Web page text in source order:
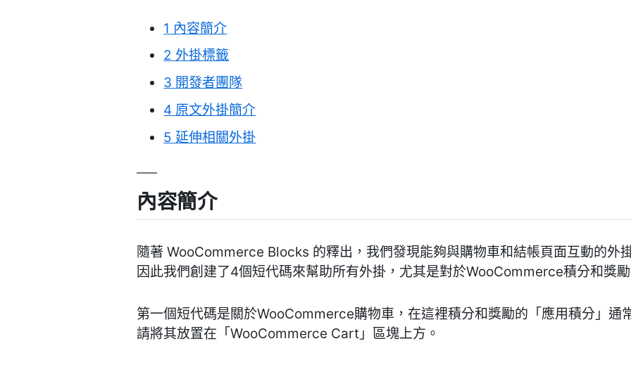
1 內容簡介
2 外掛標籤
3 開發者團隊
4 原文外掛簡介
5 延伸相關外掛
內容簡介
隨著 WooCommerce Blocks 的釋出，我們發現能夠與購物車和結帳頁面互動的外
因此我們創建了4個短代碼來幫助所有外掛，尤其是對於WooCommerce積分和獎勵
第一個短代碼是關於WooCommerce購物車，在這裡積分和獎勵的「應用積分」通
請將其放置在「WooCommerce Cart」區塊上方。